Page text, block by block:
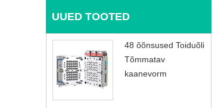
UUED TOOTED
48 õõnsused Toiduõli
Tõmmatav
kaanevorm